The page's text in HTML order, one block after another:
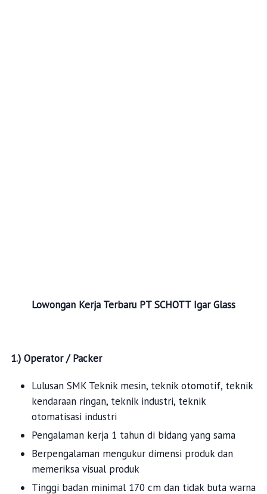
Lowongan Kerja Terbaru PT SCHOTT Igar Glass
1.) Operator / Packer
Lulusan SMK Teknik mesin, teknik otomotif, teknik
kendaraan ringan, teknik industri, teknik
otomatisasi industri
Pengalaman kerja 1 tahun di bidang yang sama
Berpengalaman mengukur dimensi produk dan
memeriksa visual produk
Tinggi badan minimal 170 cm dan tidak buta warna